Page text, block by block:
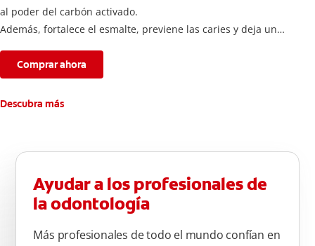
al poder del carbón activado.
Además, fortalece el esmalte, previene las caries y deja un
Comprar ahora
Descubra más
Ayudar a los profesionales de
la odontología
Más profesionales de todo el mundo confían en